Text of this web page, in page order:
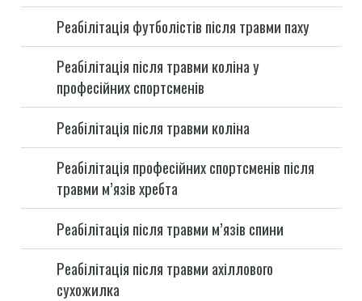
Реабілітація футболістів після травми паху
Реабілітація після травми коліна у
професійних спортсменів
Реабілітація після травми коліна
Реабілітація професійних спортсменів після
травми м’язів хребта
Реабілітація після травми м’язів спини
Реабілітація після травми ахіллового
сухожилка